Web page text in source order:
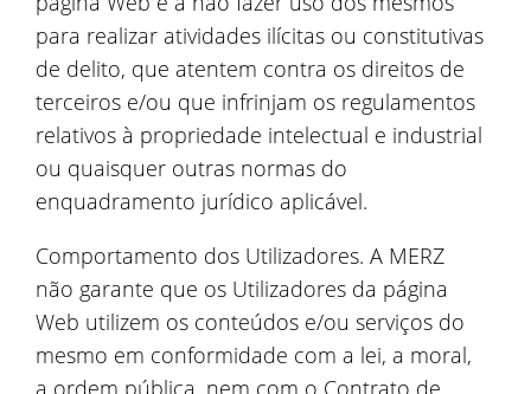
para realizar atividades ilícitas ou constitutivas
de delito, que atentem contra os direitos de
terceiros e/ou que infrinjam os regulamentos
relativos à propriedade intelectual e industrial
ou quaisquer outras normas do
enquadramento jurídico aplicável.
Comportamento dos Utilizadores. A MERZ
não garante que os Utilizadores da página
Web utilizem os conteúdos e/ou serviços do
mesmo em conformidade com a lei, a moral,
a ordem pública, nem com o Contrato de